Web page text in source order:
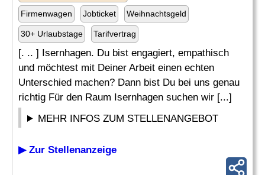
Firmenwagen Jobticket Weihnachtsgeld
30+ Urlaubstage Tarifvertrag
[. .. ] Isernhagen. Du bist engagiert, empathisch
und möchtest mit Deiner Arbeit einen echten
Unterschied machen? Dann bist Du bei uns genau
richtig Für den Raum Isernhagen suchen wir [...]
MEHR INFOS ZUM STELLENANGEBOT
▶ Zur Stellenanzeige